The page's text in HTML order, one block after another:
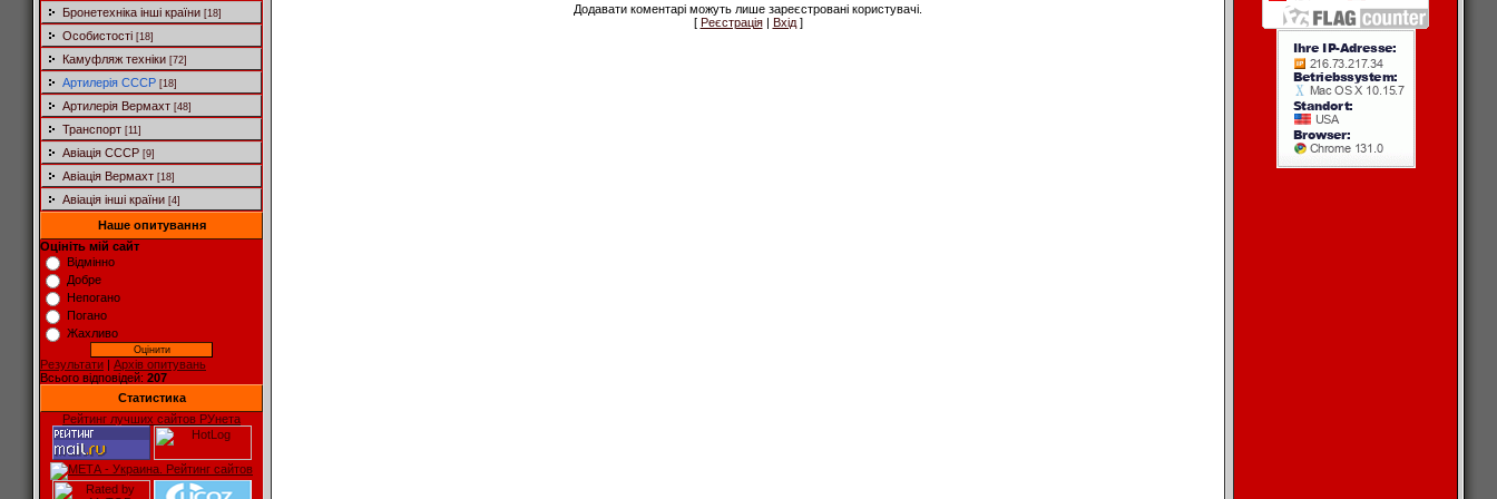
Бронетехніка інші країни [18]
Особистості [18]
Камуфляж техніки [72]
Артилерія СССР [18]
Артилерія Вермахт [48]
Транспорт [11]
Авіація СССР [9]
Авіація Вермахт [18]
Авіація інші країни [4]
Наше опитування
Оцініть мій сайт
Відмінно
Добре
Непогано
Погано
Жахливо
Результати | Архів опитувань
Всього відповідей: 207
Статистика
Рейтинг лучших сайтов РУнета
Додавати коментарі можуть лише зареєстровані користувачі.
[ Реєстрація| Вхід]